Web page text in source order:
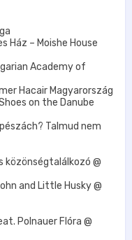
Ház – Moishe House
Academy of
Hacair Magyarország
on the Danube
Talmud nem
@
and Little Husky @
Polnauer Flóra @